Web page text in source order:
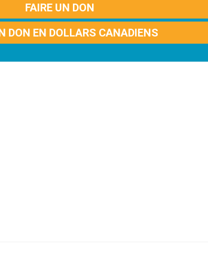
FAIRE UN DON
DON EN DOLLARS CANADIENS